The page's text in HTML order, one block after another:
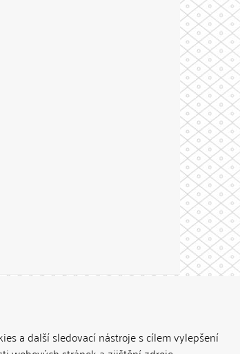
a další sledovací nástroje s cílem vylepšení